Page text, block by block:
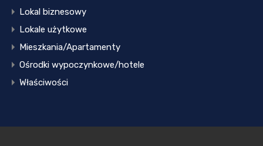
Lokal biznesowy
Lokale użytkowe
Mieszkania/Apartamenty
Ośrodki wypoczynkowe/hotele
Właściwości